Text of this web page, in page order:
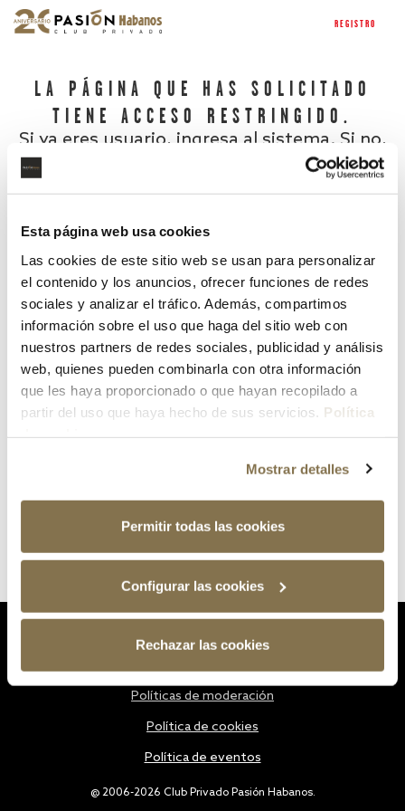
Esta página web usa cookies
Las cookies de este sitio web se usan para personalizar
el contenido y los anuncios, ofrecer funciones de redes
sociales y analizar el tráfico. Además, compartimos
información sobre el uso que haga del sitio web con
nuestros partners de redes sociales, publicidad y análisis
web, quienes pueden combinarla con otra información
que les haya proporcionado o que hayan recopilado a
partir del uso que haya hecho de sus servicios. Política
Mostrar detalles
Permitir todas las cookies
Configurar las cookies
Rechazar las cookies
REGISTRO
LA PÁGINA QUE HAS SOLICITADO
TIENE ACCESO RESTRINGIDO.
Si ya eres usuario, ingresa al sistema. Si no,
¿Has olvidado tu contraseña?
@ 2006-2026 Club Privado Pasión Habanos.
Políticas de moderación
Política de cookies
Política de eventos